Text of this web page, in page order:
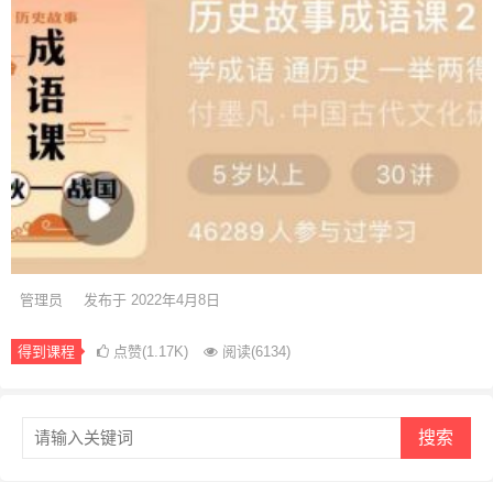
管理员 发布于 2022年4月8日
得到课程 点赞(1.17K) 阅读(6134)
搜索